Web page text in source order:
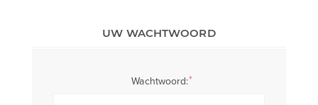
UW WACHTWOORD
Wachtwoord:*